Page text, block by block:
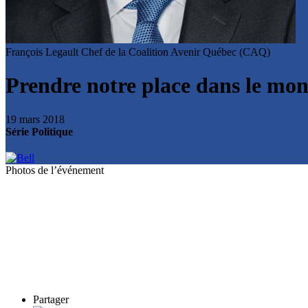
François Legault Chef de la Coalition Avenir Québec (CAQ)
Prendre notre place dans le
19 mars 2018
Série Politique
Photos de l’événement
Partager